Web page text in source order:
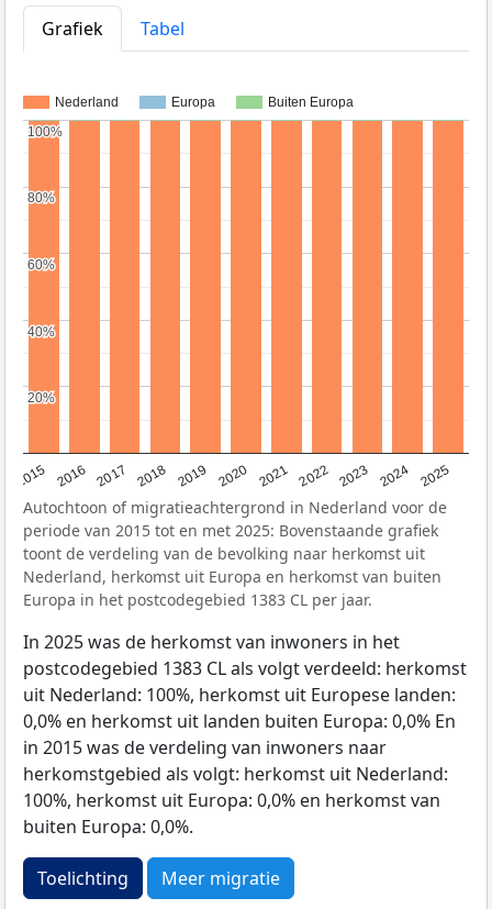
Grafiek
Tabel
Nederland Europa Buiten Europa
2015 2016 2017 2018 2019 2020 2021 2022 2023 2024 2025
20%
20%
40%
40%
60%
60%
80%
80%
100%
100%
Autochtoon of migratieachtergrond in Nederland voor de
periode van 2015 tot en met 2025: Bovenstaande grafiek
toont de verdeling van de bevolking naar herkomst uit
Nederland, herkomst uit Europa en herkomst van buiten
Europa in het postcodegebied 1383 CL per jaar.
In 2025 was de herkomst van inwoners in het
postcodegebied 1383 CL als volgt verdeeld: herkomst
uit Nederland: 100%, herkomst uit Europese landen:
0,0% en herkomst uit landen buiten Europa: 0,0% En
in 2015 was de verdeling van inwoners naar
herkomstgebied als volgt: herkomst uit Nederland:
100%, herkomst uit Europa: 0,0% en herkomst van
buiten Europa: 0,0%.
Toelichting Meer migratie